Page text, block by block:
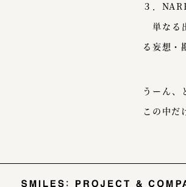
３．
単なる
る妄想・
うーん、
この中だ